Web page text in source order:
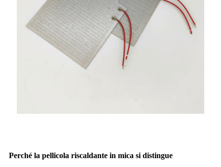
Perché la pellicola riscaldante in mica si distingue